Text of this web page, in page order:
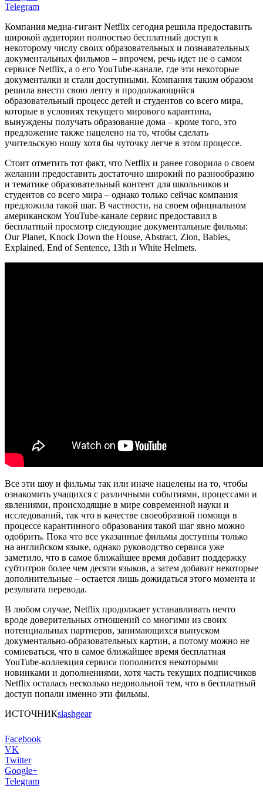
Telegram
Компания медиа-гигант Netflix сегодня решила предоставить
широкой аудитории полностью бесплатный доступ к
некоторому числу своих образовательных и познавательных
документальных фильмов – впрочем, речь идет не о самом
сервисе Netflix, а о его YouTube-канале, где эти некоторые
документалки и стали доступными. Компания таким образом
решила внести свою лепту в продолжающийся
образовательный процесс детей и студентов со всего мира,
которые в условиях текущего мирового карантина,
вынуждены получать образование дома – кроме того, это
предложение также нацелено на то, чтобы сделать
учительскую ношу хотя бы чуточку легче в этом процессе.
Стоит отметить тот факт, что Netflix и ранее говорила о своем
желании предоставить достаточно широкий по разнообразию
и тематике образовательный контент для школьников и
студентов со всего мира – однако только сейчас компания
предложила такой шаг. В частности, на своем официальном
американском YouTube-канале сервис предоставил в
бесплатный просмотр следующие документальные фильмы:
Our Planet, Knock Down the House, Abstract, Zion, Babies,
Explained, End of Sentence, 13th и White Helmets.
Все эти шоу и фильмы так или иначе нацелены на то, чтобы
ознакомить учащихся с различными событиями, процессами и
явлениями, происходящие в мире современной науки и
исследований, так что в качестве своеобразной помощи в
процессе карантинного образования такой шаг явно можно
одобрить. Пока что все указанные фильмы доступны только
на английском языке, однако руководство сервиса уже
заметило, что в самое ближайшее время добавит поддержку
субтитров более чем десяти языков, а затем добавит некоторые
дополнительные – остается лишь дожидаться этого момента и
результата перевода.
В любом случае, Netflix продолжает устанавливать нечто
вроде доверительных отношений со многими из своих
потенциальных партнеров, занимающихся выпуском
документально-образовательных картин, а потому можно не
сомневаться, что в самое ближайшее время бесплатная
YouTube-коллекция сервиса пополнится некоторыми
новинками и дополнениями, хотя часть текущих подписчиков
Netflix осталась несколько недовольной тем, что в бесплатный
доступ попали именно эти фильмы.
ИСТОЧНИКslashgear
Facebook
VK
Twitter
Google+
Telegram